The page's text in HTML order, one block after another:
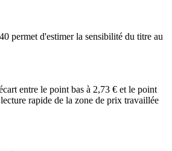
permet d'estimer la sensibilité du titre au
entre le point bas à 2,73 € et le point
rapide de la zone de prix travaillée